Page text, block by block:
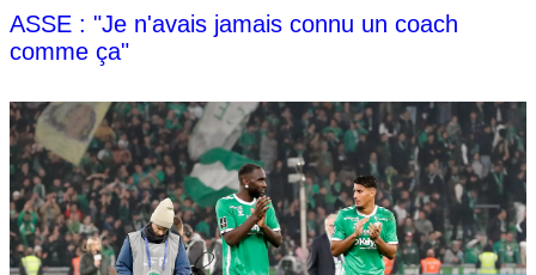
ASSE : "Je n'avais jamais connu un coach
comme ça"